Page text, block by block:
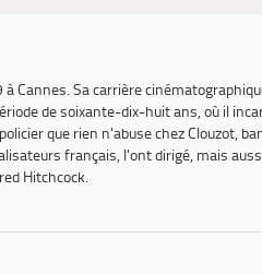
Cannes. Sa carrière
de soixante-dix-huit ans, où il
que rien n'abuse chez Clouzot,
français, l'ont dirigé, mais
Hitchcock.